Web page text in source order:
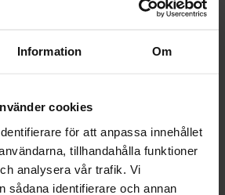
Information Om
cookies
för att anpassa innehållet
tillhandahålla funktioner
analysera vår trafik. Vi
sådana identifierare och annan
Lägg till i favoriter
LK PAL Universalrör 5m
832KR
Lägg